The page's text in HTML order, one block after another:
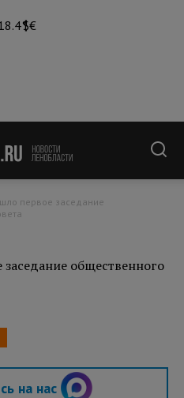
$€
общественного
на нас